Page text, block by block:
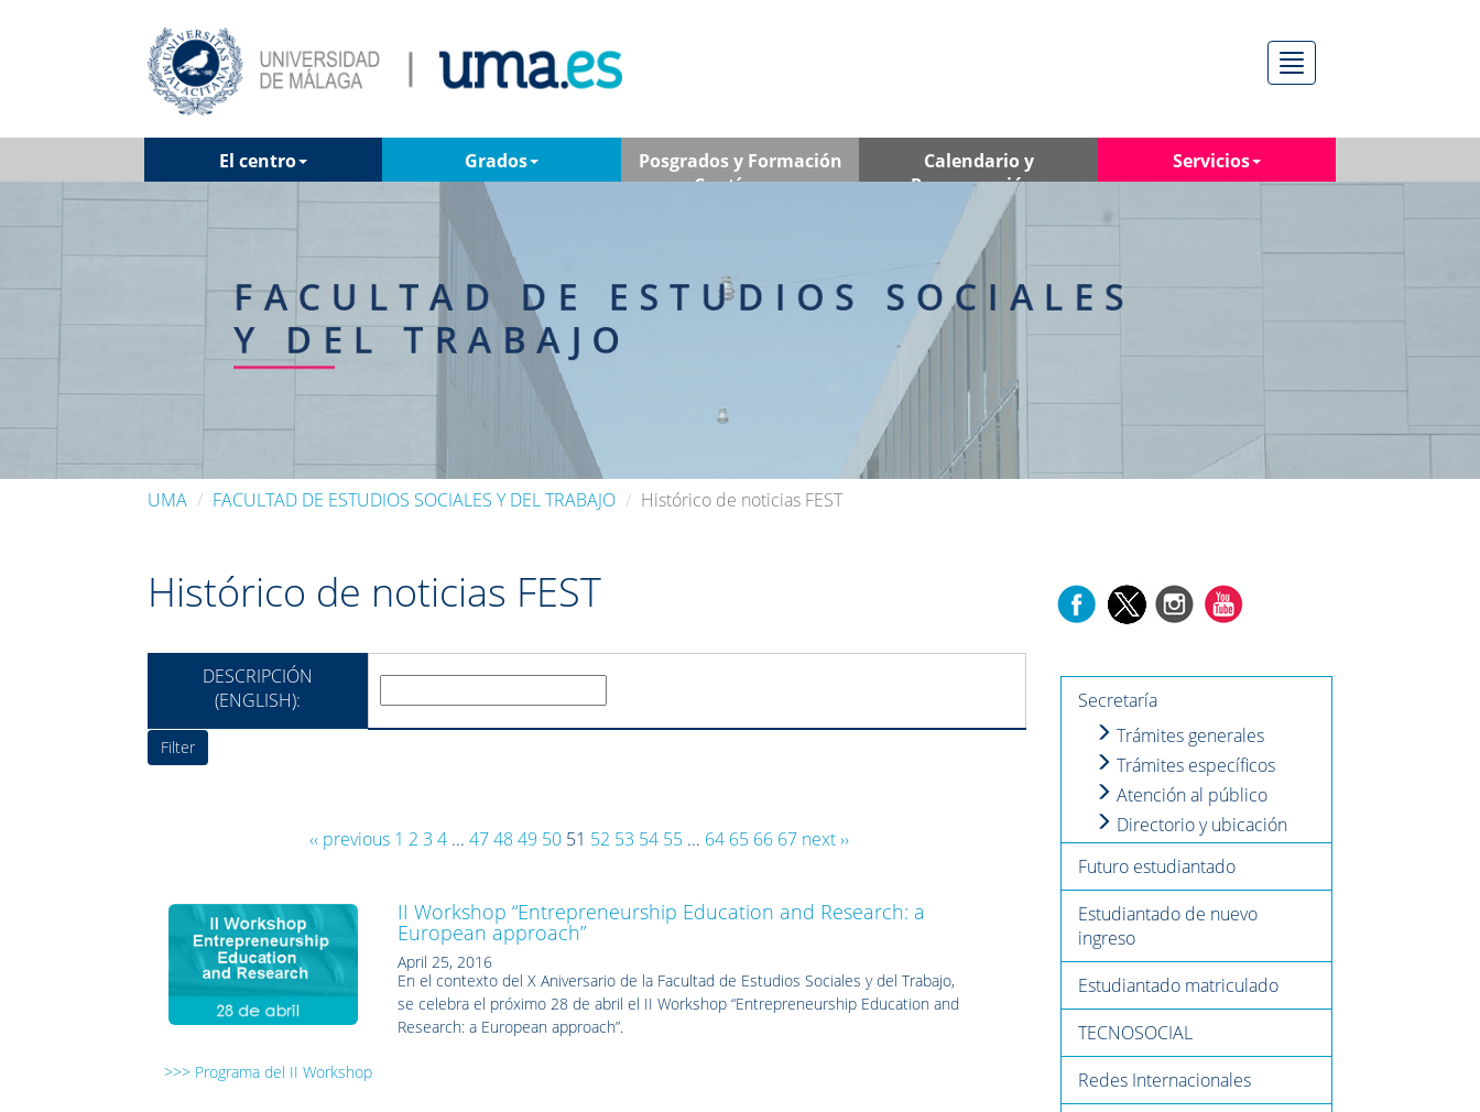
Menú
El centro Grados
Posgrados y Formación
Contínua
Calendario y
Programación
Servicios
UMA FACULTAD DE ESTUDIOS SOCIALES Y DEL TRABAJO Histórico de noticias FEST
Histórico de noticias FEST
DESCRIPCIÓN
(ENGLISH):
‹‹ previous 1 2 3 4... 474849 50 51 52 53 54 55... 64 65 66 67 next ››
II Workshop “Entrepreneurship Education and Research: a
European approach”
April 25, 2016
En el contexto del X Aniversario de la Facultad de Estudios Sociales y del Trabajo,
se celebra el próximo 28 de abril el II Workshop “Entrepreneurship Education and
Research: a European approach”.
>>> Programa del II Workshop
Secretaría
Trámites generales
Trámites específicos
Atención al público
Directorio y ubicación
Futuro estudiantado
Estudiantado de nuevo
ingreso
Estudiantado matriculado
TECNOSOCIAL
Redes Internacionales